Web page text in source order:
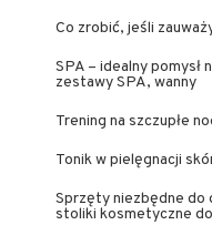
Co zrobić, jeśli
SPA – idealny pomysł
zestawy SPA, wanny
Trening na szczupłe
Tonik w pielęgnacji
Sprzęty niezbędne do
stoliki kosmetyczne